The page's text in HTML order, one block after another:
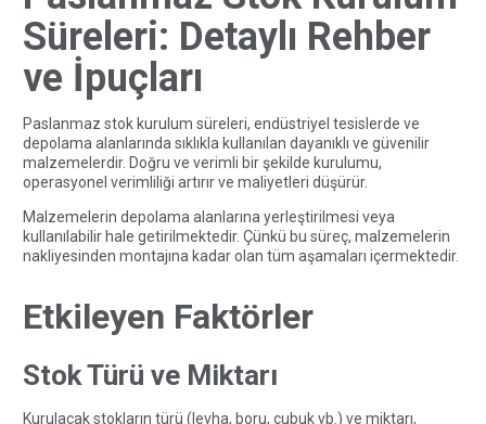
Süreleri: Detaylı Rehber
ve İpuçları
Paslanmaz stok kurulum süreleri, endüstriyel tesislerde ve
depolama alanlarında sıklıkla kullanılan dayanıklı ve güvenilir
malzemelerdir. Doğru ve verimli bir şekilde kurulumu,
operasyonel verimliliği artırır ve maliyetleri düşürür.
Malzemelerin depolama alanlarına yerleştirilmesi veya
kullanılabilir hale getirilmektedir. Çünkü bu süreç, malzemelerin
nakliyesinden montajına kadar olan tüm aşamaları içermektedir.
Etkileyen Faktörler
Stok Türü ve Miktarı
Kurulacak stokların türü (levha, boru, çubuk vb.) ve miktarı,